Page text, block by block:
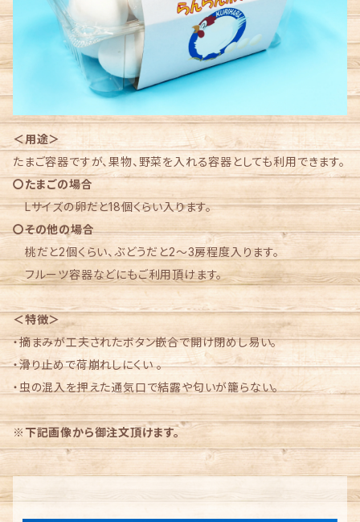
＜用途＞
たまご容器ですが、果物、野菜を入れる容器としても利用できます。
〇たまごの場合
Lサイズの卵だと18個くらい入ります。
〇その他の場合
桃だと2個くらい、ぶどうだと2～3房程度入ります。
フルーツ容器などにもご利用頂けます。
＜特徴＞
・摘まみが工夫されたボタン嵌合で開け閉めし易い。
・滑り止めで荷崩れしにくい 。
・虫の混入を押えた通気口で結露や匂いが籠らない。
※ 下記画像から御注文頂けます。